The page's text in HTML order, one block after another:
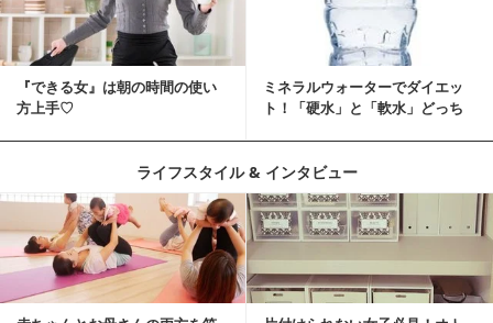
『できる女』は朝の時間の使い
方上手♡
ミネラルウォーターでダイエッ
ト！「硬水」と「軟水」どっち
ライフスタイル & インタビュー